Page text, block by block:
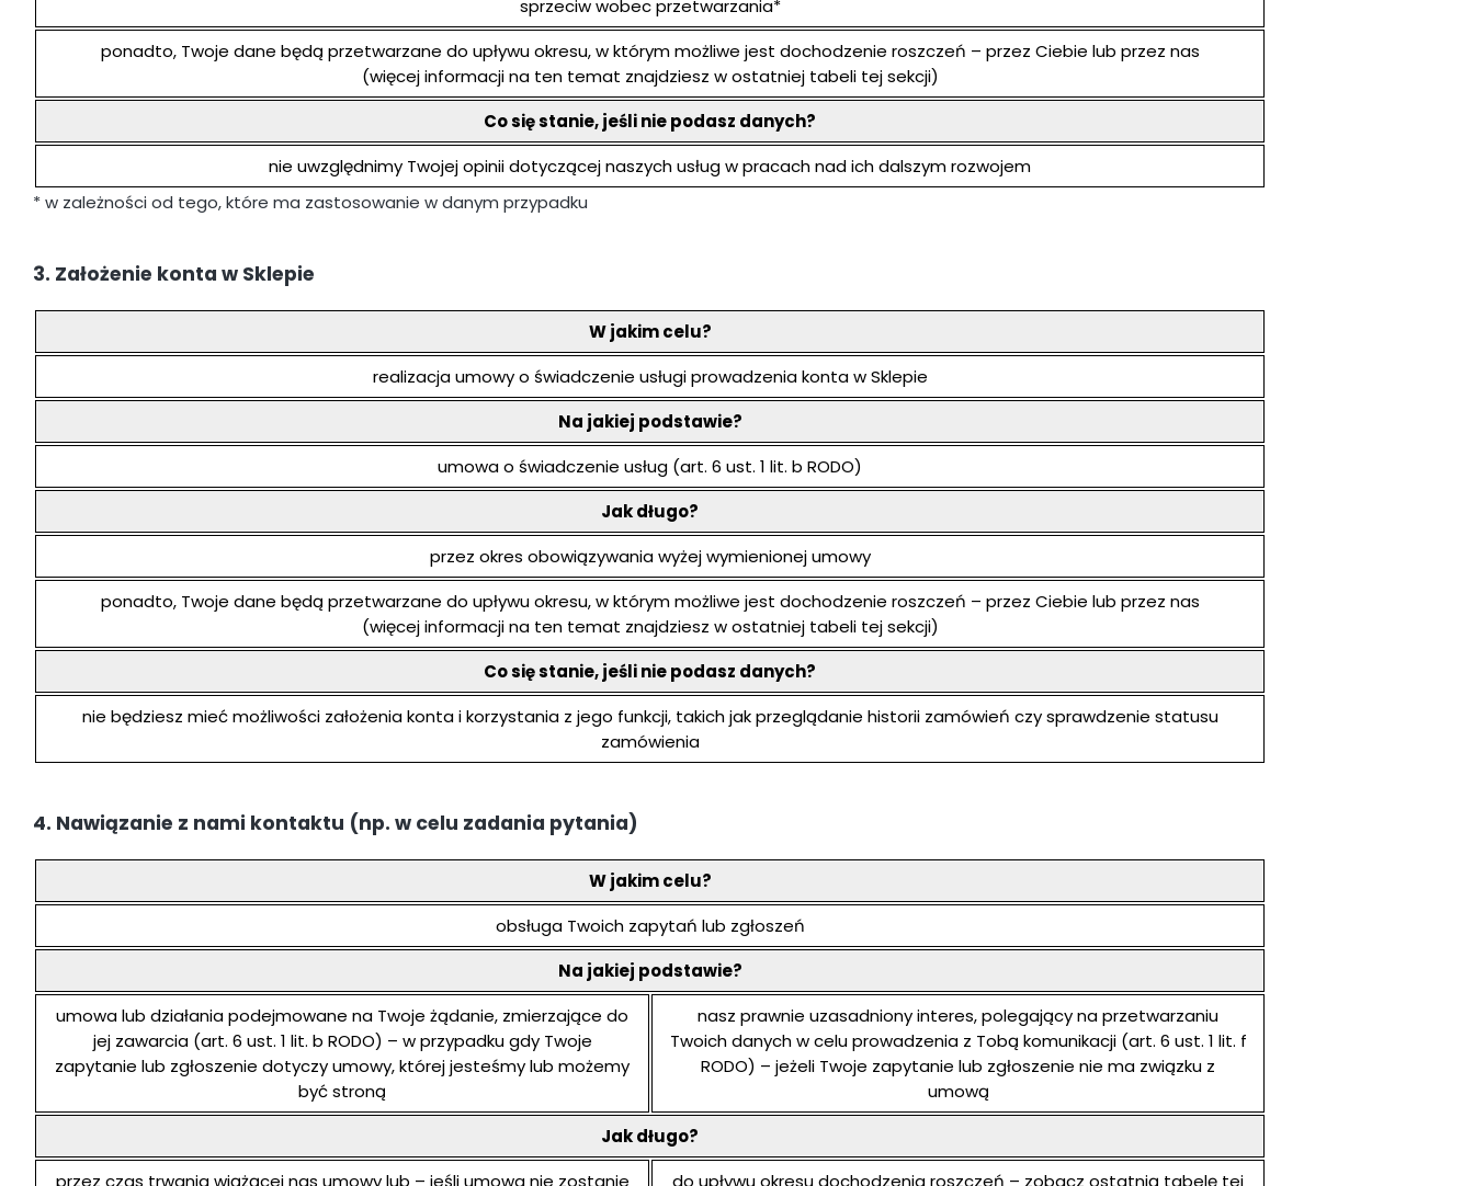
sprzeciw wobec przetwarzania*
ponadto, Twoje dane będą przetwarzane do upływu okresu, w którym możliwe jest dochodzenie roszczeń – przez Ciebie lub przez nas
(więcej informacji na ten temat znajdziesz w ostatniej tabeli tej sekcji)
Co się stanie, jeśli nie podasz danych?
nie uwzględnimy Twojej opinii dotyczącej naszych usług w pracach nad ich dalszym rozwojem
* w zależności od tego, które ma zastosowanie w danym przypadku
3. Założenie konta w Sklepie
W jakim celu?
realizacja umowy o świadczenie usługi prowadzenia konta w Sklepie
Na jakiej podstawie?
umowa o świadczenie usług (art. 6 ust. 1 lit. b RODO)
Jak długo?
przez okres obowiązywania wyżej wymienionej umowy
ponadto, Twoje dane będą przetwarzane do upływu okresu, w którym możliwe jest dochodzenie roszczeń – przez Ciebie lub przez nas
(więcej informacji na ten temat znajdziesz w ostatniej tabeli tej sekcji)
Co się stanie, jeśli nie podasz danych?
nie będziesz mieć możliwości założenia konta i korzystania z jego funkcji, takich jak przeglądanie historii zamówień czy sprawdzenie statusu
zamówienia
4. Nawiązanie z nami kontaktu (np. w celu zadania pytania)
W jakim celu?
obsługa Twoich zapytań lub zgłoszeń
Na jakiej podstawie?
umowa lub działania podejmowane na Twoje żądanie, zmierzające do
jej zawarcia (art. 6 ust. 1 lit. b RODO) – w przypadku gdy Twoje
zapytanie lub zgłoszenie dotyczy umowy, której jesteśmy lub możemy
być stroną
nasz prawnie uzasadniony interes, polegający na przetwarzaniu
Twoich danych w celu prowadzenia z Tobą komunikacji (art. 6 ust. 1 lit. f
RODO) – jeżeli Twoje zapytanie lub zgłoszenie nie ma związku z
umową
Jak długo?
przez czas trwania wiążącej nas umowy lub – jeśli umowa nie zostanie
do upływu okresu dochodzenia roszczeń – zobacz ostatnią tabelę tej